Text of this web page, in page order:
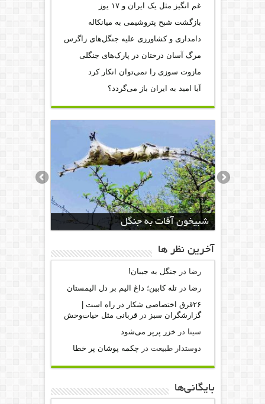
غم انگیز مثل یک ایران و ۱۷ یوز
بازگشت شبح پتروشیمی به میانکاله
دامداری و کشاورزی علیه جنگل‌های زاگرس
مرگ آسان درختان در پارک‌های جنگلی
مازوت سوزی را نمی‌توان انکار کرد
آیا امید به ایران باز می‌گردد؟
شبیخون آفات به جنگل
آخرين نظر ها
رضا در جنگل به جیبان!
رضا درتله کابین؛ داغ الیم بر دل الیمستان
۲۶قرق اختصاصی شکار‌ در راه است |
گزارشگران سبز درقربانی مثل حیات‌وحش
سینا در خزر پرپر می‌شود
دوستدار طبیعت در چکمه پوشان پر خطا
بایگانی‌ها